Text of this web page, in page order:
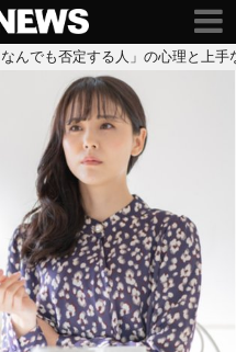
んでも否定する人」の心理と上手